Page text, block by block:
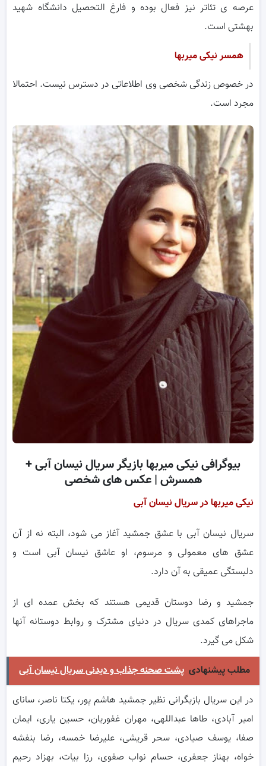
عرصه ی تئاتر نیز فعال بوده و فارغ التحصیل دانشگاه شهید
بهشتی است.
همسر نیکی میربها
در خصوص زندگی شخصی وی اطلاعاتی در دسترس نیست. احتمالا
مجرد است.
بیوگرافی نیکی میربها بازیگر سریال نیسان آبی +
همسرش | عکس های شخصی
نیکی میربها در سریال نیسان آبی
سریال نیسان آبی با عشق جمشید آغاز می شود، البته نه از آن
عشق های معمولی و مرسوم، او عاشق نیسان آبی است و
دلبستگی عمیقی به آن دارد.
جمشید و رضا دوستان قدیمی هستند که بخش عمده ای از
ماجراهای کمدی سریال در دنیای مشترک و روابط دوستانه آنها
شکل می گیرد.
مطلب پیشنهادی پشت صحنه جذاب و دیدنی سریال نیسان آبی
در این سریال بازیگرانی نظیر جمشید هاشم پور، یکتا ناصر، سانای
امیر آبادی، طاها عبداللهی، مهران غفوریان، حسین یاری، ایمان
صفا، یوسف صیادی، سحر قریشی، علیرضا خمسه، رضا بنفشه
خواه، بهناز جعفری، حسام نواب صفوی، رزا بیات، بهزاد رحیم